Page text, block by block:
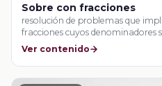
Sobre con fracciones
resolución de problemas que
fracciones cuyos denominadores
Ver contenido